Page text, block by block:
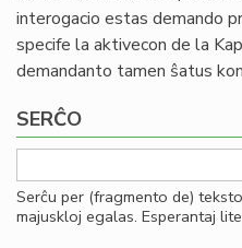
interogacio estas demando
specife la aktivecon de la
demandanto tamen ŝatus
SERĈO
Serĉu per (fragmento de)
majuskloj egalas. Esperantaj